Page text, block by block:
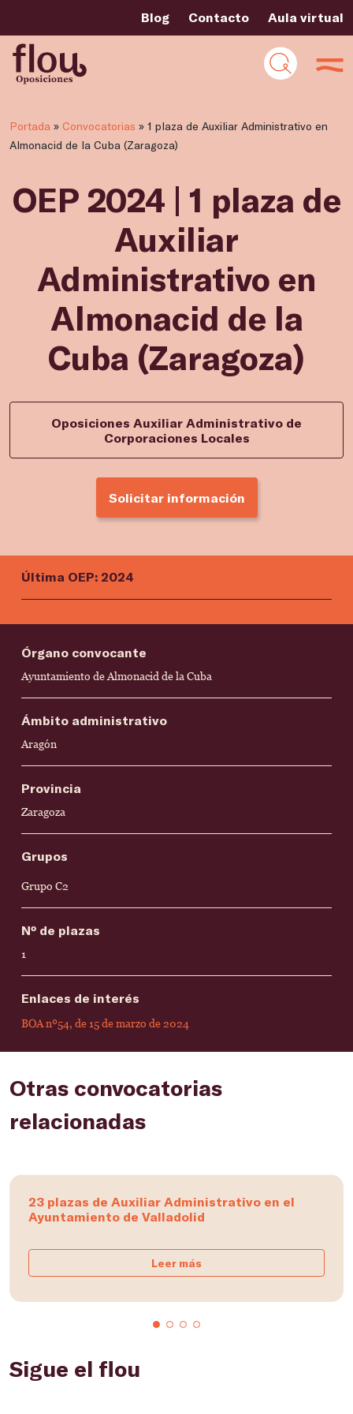
Blog Contacto Aula virtual
Portada » Convocatorias » 1 plaza de Auxiliar Administrativo en
Almonacid de la Cuba (Zaragoza)
OEP 2024 | 1 plaza de
Auxiliar
Administrativo en
Almonacid de la
Cuba (Zaragoza)
Oposiciones Auxiliar Administrativo de
Corporaciones Locales
Solicitar información
Última OEP: 2024
Órgano convocante
Ayuntamiento de Almonacid de la Cuba
Ámbito administrativo
Aragón
Provincia
Zaragoza
Grupos
Grupo C2
Nº de plazas
1
Enlaces de interés
BOA nº54, de 15 de marzo de 2024
Otras convocatorias
relacionadas
23 plazas de Auxiliar Administrativo en el
Ayuntamiento de Valladolid
Leer más
Sigue el flou